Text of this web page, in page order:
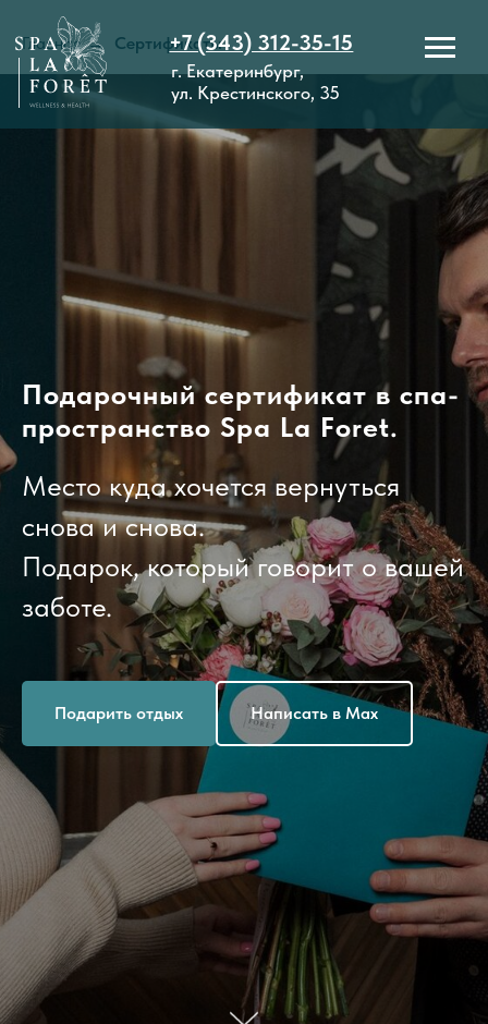
+7 (343) 312-35-15
г. Екатеринбург,
ул. Крестинского, 35
Главная → Сертификаты
Подарочный сертификат в спа-
пространство Spa La Foret.
Место куда хочется вернуться
снова и снова.
Подарок, который говорит о вашей
заботе.
Подарить отдых Написать в Max